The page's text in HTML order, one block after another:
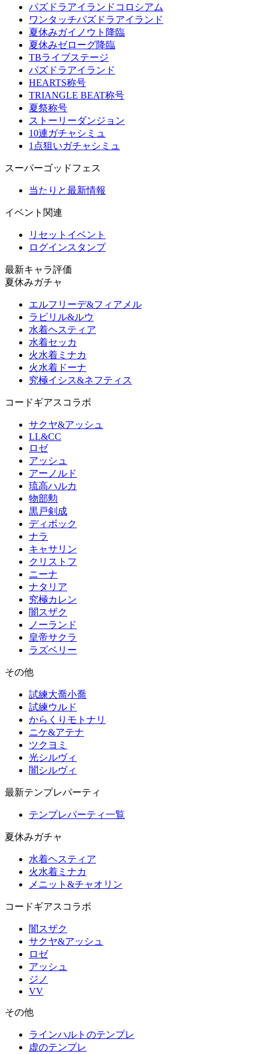
パズドラアイランドコロシアム
ワンタッチパズドラアイランド
夏休みガイノウト降臨
夏休みゼローグ降臨
TBライブステージ
パズドラアイランド
HEARTS称号
TRIANGLE BEAT称号
夏祭称号
ストーリーダンジョン
10連ガチャシミュ
1点狙いガチャシミュ
スーパーゴッドフェス
当たりと最新情報
イベント関連
リセットイベント
ログインスタンプ
最新キャラ評価
夏休みガチャ
エルフリーデ&フィアメル
ラビリル&ルウ
水着ヘスティア
水着セッカ
火水着ミナカ
火水着ドーナ
究極イシス&ネフティス
コードギアスコラボ
サクヤ&アッシュ
LL&CC
ロゼ
アッシュ
アーノルド
琉高ハルカ
物部勲
黒戸剣成
ディボック
ナラ
キャサリン
クリストフ
ニーナ
ナタリア
究極カレン
闇スザク
ノーランド
皇帝サクラ
ラズベリー
その他
試練大喬小喬
試練ウルド
からくりモトナリ
ニケ&アテナ
ツクヨミ
光シルヴィ
闇シルヴィ
最新テンプレパーティ
テンプレパーティ一覧
夏休みガチャ
水着ヘスティア
火水着ミナカ
メニット&チャオリン
コードギアスコラボ
闇スザク
サクヤ&アッシュ
ロゼ
アッシュ
ジノ
VV
その他
ラインハルトのテンプレ
虚のテンプレ